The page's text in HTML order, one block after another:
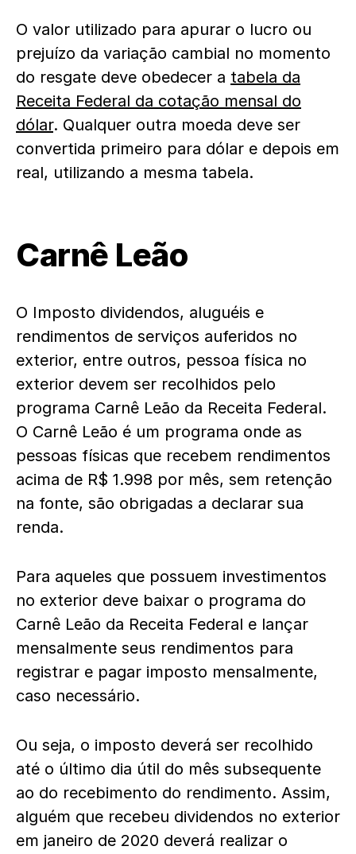
O valor utilizado para apurar o lucro ou
prejuízo da variação cambial no momento
do resgate deve obedecer a tabela da
Receita Federal da cotação mensal do
dólar. Qualquer outra moeda deve ser
convertida primeiro para dólar e depois em
real, utilizando a mesma tabela.
Carnê Leão
O Imposto dividendos, aluguéis e
rendimentos de serviços auferidos no
exterior, entre outros, pessoa física no
exterior devem ser recolhidos pelo
programa Carnê Leão da Receita Federal.
O Carnê Leão é um programa onde as
pessoas físicas que recebem rendimentos
acima de R$ 1.998 por mês, sem retenção
na fonte, são obrigadas a declarar sua
renda.
Para aqueles que possuem investimentos
no exterior deve baixar o programa do
Carnê Leão da Receita Federal e lançar
mensalmente seus rendimentos para
registrar e pagar imposto mensalmente,
caso necessário.
Ou seja, o imposto deverá ser recolhido
até o último dia útil do mês subsequente
ao do recebimento do rendimento. Assim,
alguém que recebeu dividendos no exterior
em janeiro de 2020 deverá realizar o